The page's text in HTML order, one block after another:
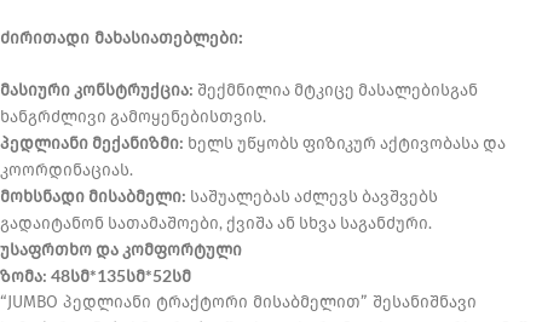
ძირითადი მახასიათებლები:
მასიური კონსტრუქცია: შექმნილია მტკიცე მასალებისგან
ხანგრძლივი გამოყენებისთვის.
პედლიანი მექანიზმი: ხელს უწყობს ფიზიკურ აქტივობასა და
კოორდინაციას.
მოხსნადი მისაბმელი: საშუალებას აძლევს ბავშვებს
გადაიტანონ სათამაშოები, ქვიშა ან სხვა საგანძური.
უსაფრთხო და კომფორტული
ზომა: 48სმ*135სმ*52სმ
“JUMBO პედლიანი ტრაქტორი მისაბმელით” შესანიშნავი